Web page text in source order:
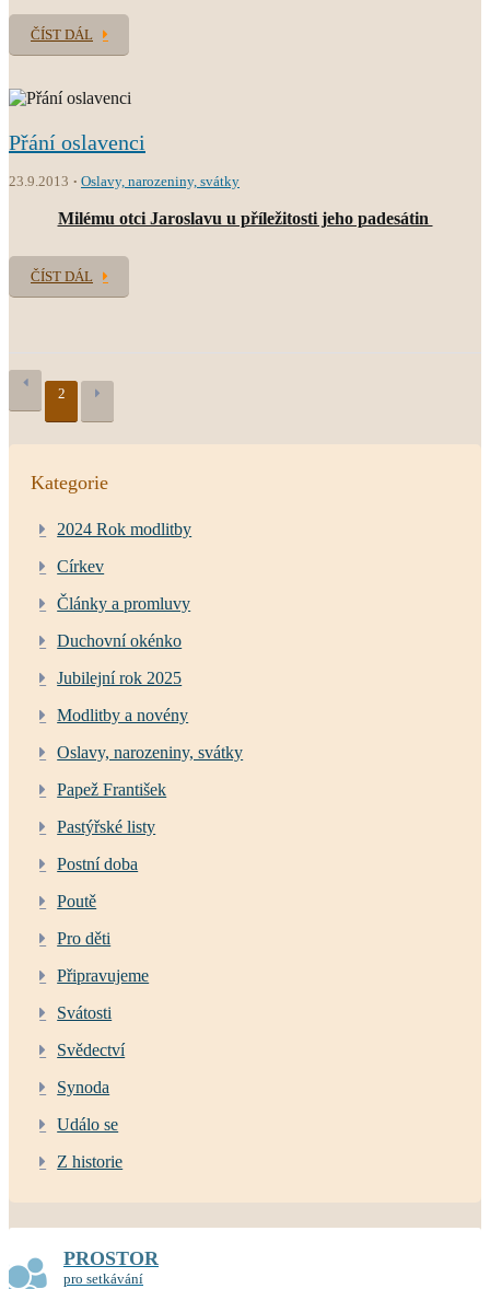
ČÍST DÁL
Přání oslavenci
23.9.2013 Oslavy, narozeniny, svátky
Milému otci Jaroslavu u příležitosti jeho padesátin
ČÍST DÁL
2
Kategorie
2024 Rok modlitby
Církev
Články a promluvy
Duchovní okénko
Jubilejní rok 2025
Modlitby a novény
Oslavy, narozeniny, svátky
Papež František
Pastýřské listy
Postní doba
Poutě
Pro děti
Připravujeme
Svátosti
Svědectví
Synoda
Událo se
Z historie
PROSTOR
pro setkávání